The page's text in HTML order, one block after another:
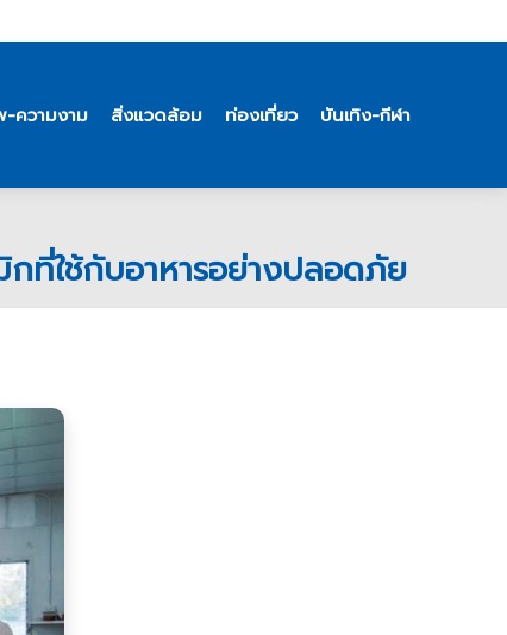
-ความงาม สิ่งแวดล้อม ท่องเที่ยว บันเทิง-กีฬา
ที่ใช้กับอาหารอย่างปลอดภัย